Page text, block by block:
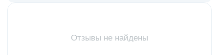
Отзывы не найдены